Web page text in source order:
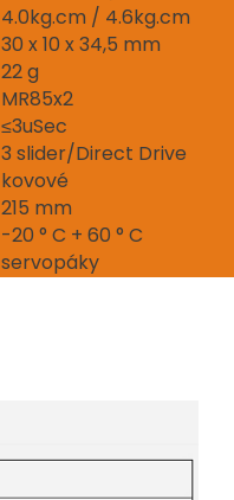
4.0kg.cm / 4.6kg.cm
30 x 10 x 34,5 mm
22 g
MR85x2
≤3uSec
3 slider/Direct Drive
kovové
215 mm
-20 ° C + 60 ° C
servopáky